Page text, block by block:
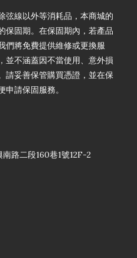
弦線以外等消耗品，本商城的
保固期。在保固期內，若產品
們將免費提供維修或更換服
並不涵蓋因不當使用、意外損
請妥善保管購買憑證，並在保
請保固服務。
路二段160巷1號12F-2